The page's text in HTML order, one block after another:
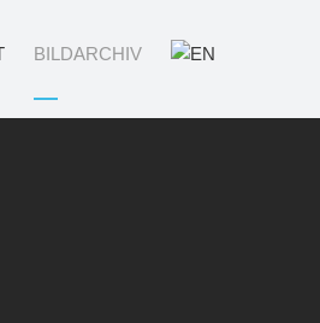
BILDARCHIV